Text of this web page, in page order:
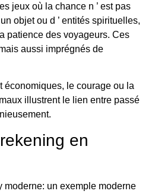
jeux où la chance n ’ est pas
objet ou d ’ entités spirituelles,
patience des voyageurs. Ces
aussi imprégnés de
économiques, le courage ou la
illustrent le lien entre passé
en
moderne: un exemple moderne